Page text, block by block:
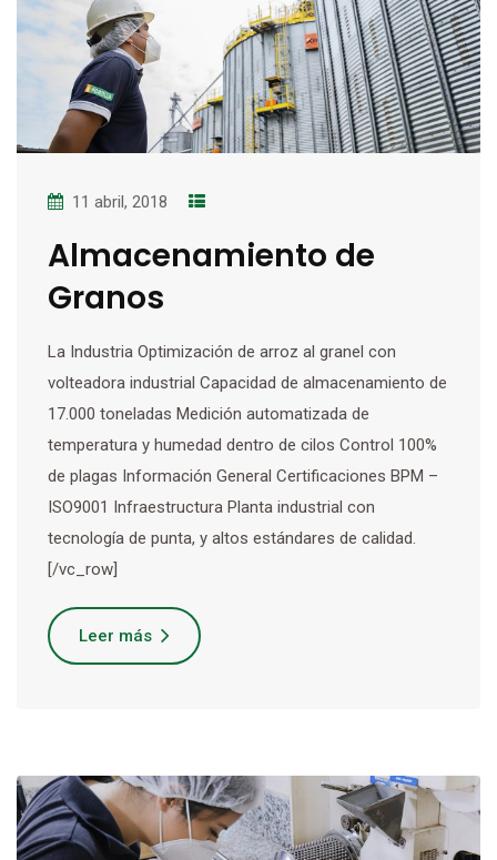
11 abril, 2018
Almacenamiento de
Granos
La Industria Optimización de arroz al granel con
volteadora industrial Capacidad de almacenamiento de
17.000 toneladas Medición automatizada de
temperatura y humedad dentro de cilos Control 100%
de plagas Información General Certificaciones BPM –
ISO9001 Infraestructura Planta industrial con
tecnología de punta, y altos estándares de calidad.
[/vc_row]
Leer más